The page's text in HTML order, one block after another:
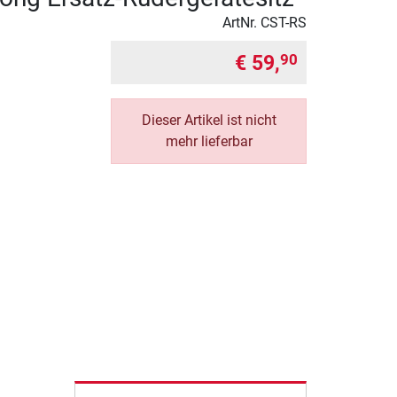
ArtNr. CST-RS
€ 59,90
Dieser Artikel ist nicht
mehr lieferbar